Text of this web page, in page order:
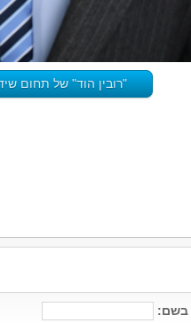
"רובין הוד" של תחום